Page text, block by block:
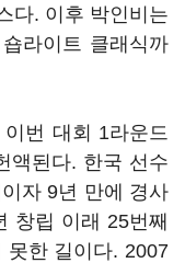
다. 이후 박인비는
라이트 클래식까
번 대회 1라운드
액된다. 한국 선수
자 9년 만에 경사
창립 이래 25번째
못한 길이다. 2007